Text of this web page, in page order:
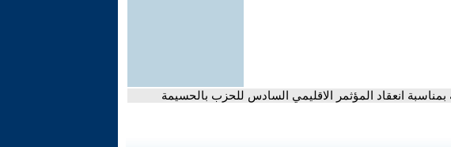
بمناسبة انعقاد المؤثمر الاقليمي السادس للحزب بالحسيمة